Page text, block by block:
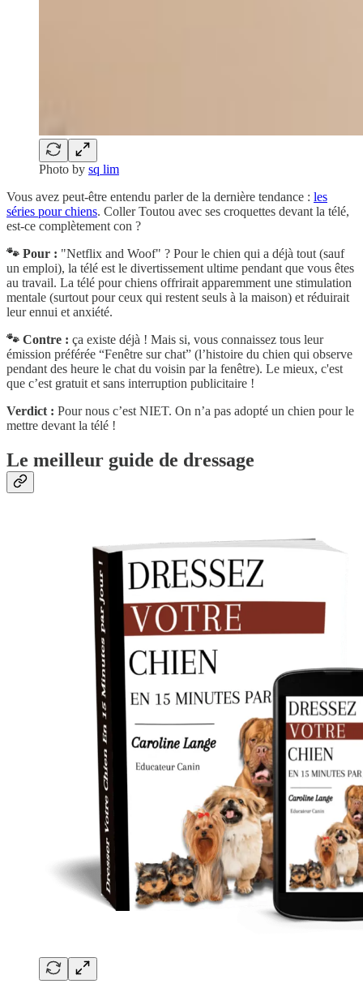
Photo by sq lim
Vous avez peut-être entendu parler de la dernière tendance : les
séries pour chiens. Coller Toutou avec ses croquettes devant la télé,
est-ce complètement con ?
🐾 Pour : "Netflix and Woof" ? Pour le chien qui a déjà tout (sauf
un emploi), la télé est le divertissement ultime pendant que vous êtes
au travail. La télé pour chiens offrirait apparemment une stimulation
mentale (surtout pour ceux qui restent seuls à la maison) et réduirait
leur ennui et anxiété.
🐾 Contre : ça existe déjà ! Mais si, vous connaissez tous leur
émission préférée “Fenêtre sur chat” (l’histoire du chien qui observe
pendant des heure le chat du voisin par la fenêtre). Le mieux, c'est
que c’est gratuit et sans interruption publicitaire !
Verdict : Pour nous c’est NIET. On n’a pas adopté un chien pour le
mettre devant la télé !
Le meilleur guide de dressage